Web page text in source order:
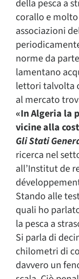
della pesca a
corallo e
associazioni
norme da
lamentano
lettori talvolta
al mercato
«In Algeria la
vicine alla
Gli Stati
ricerca nel
all’Institut de
Stando alle
quali ho
la pesca a
Si parla di
chilometri di
davvero un